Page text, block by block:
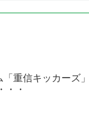
重信キッカーズ
・・